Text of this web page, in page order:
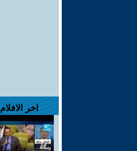
اخر الافلام